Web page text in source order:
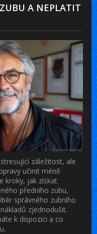
A NEPLATIT
záležitost, ale
učinit méně
kroky, jak získat
předního zubu,
správného zubního
zjednodušit.
k dispozici a co